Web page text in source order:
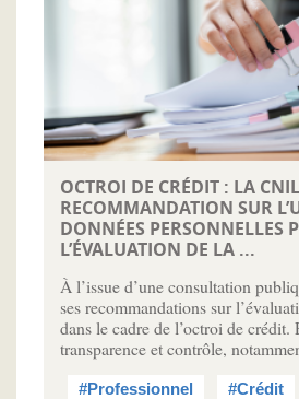
OCTROI DE CRÉDIT : LA
RECOMMANDATION SUR
DONNÉES PERSONNELLES
L’ÉVALUATION DE LA ...
À l’issue d’une consultation
ses recommandations sur
dans le cadre de l’octroi de crédit.
transparence et contrôle,
#Professionnel #Crédit